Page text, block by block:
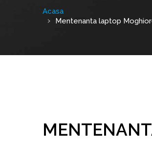
Acasa
Mentenanta laptop